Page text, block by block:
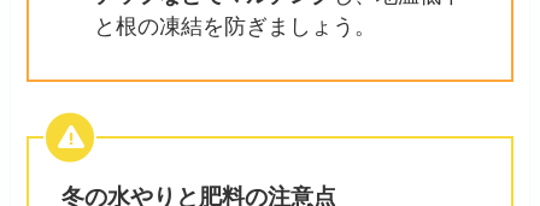
と根の凍結を防ぎましょう。
冬の水やりと肥料の注意点